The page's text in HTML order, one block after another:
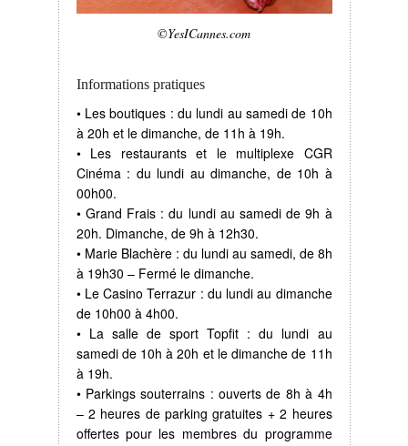
©YesICannes.com
Informations pratiques
• Les boutiques : du lundi au samedi de 10h
à 20h et le dimanche, de 11h à 19h.
• Les restaurants et le multiplexe CGR
Cinéma : du lundi au dimanche, de 10h à
00h00.
• Grand Frais : du lundi au samedi de 9h à
20h. Dimanche, de 9h à 12h30.
• Marie Blachère : du lundi au samedi, de 8h
à 19h30 – Fermé le dimanche.
• Le Casino Terrazur : du lundi au dimanche
de 10h00 à 4h00.
• La salle de sport Topfit : du lundi au
samedi de 10h à 20h et le dimanche de 11h
à 19h.
• Parkings souterrains : ouverts de 8h à 4h
– 2 heures de parking gratuites + 2 heures
offertes pour les membres du programme